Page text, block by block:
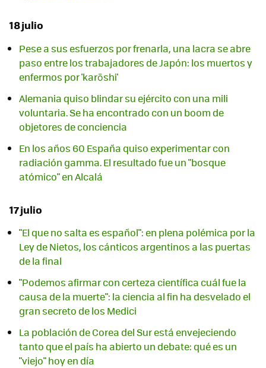
18 julio
Pese a sus esfuerzos por frenarla, una lacra se abre
paso entre los trabajadores de Japón: los muertos y
enfermos por 'karōshi'
Alemania quiso blindar su ejército con una mili
voluntaria. Se ha encontrado con un boom de
objetores de conciencia
En los años 60 España quiso experimentar con
radiación gamma. El resultado fue un "bosque
atómico" en Alcalá
17 julio
"El que no salta es español": en plena polémica por la
Ley de Nietos, los cánticos argentinos a las puertas
de la final
"Podemos afirmar con certeza científica cuál fue la
causa de la muerte": la ciencia al fin ha desvelado el
gran secreto de los Medici
La población de Corea del Sur está envejeciendo
tanto que el país ha abierto un debate: qué es un
"viejo" hoy en día